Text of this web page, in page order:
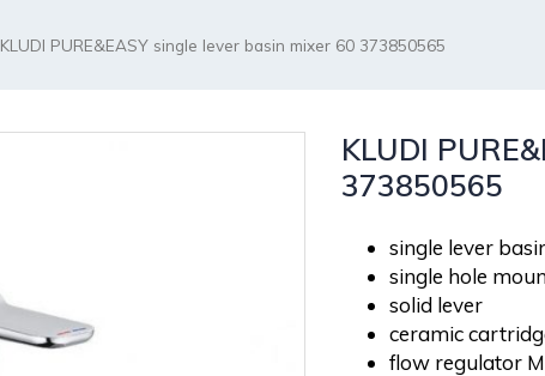
KLUDI PURE&EASY single lever basin mixer 60 373850565
KLUDI
373850565
single lever
single hole
solid lever
ceramic
flow regulator